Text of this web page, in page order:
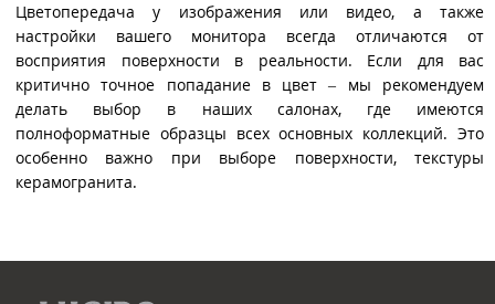
Цветопередача у изображения или видео, а также
настройки вашего монитора всегда отличаются от
восприятия поверхности в реальности. Если для вас
критично точное попадание в цвет – мы рекомендуем
делать выбор в наших салонах, где имеются
полноформатные образцы всех основных коллекций. Это
особенно важно при выборе поверхности, текстуры
керамогранита.